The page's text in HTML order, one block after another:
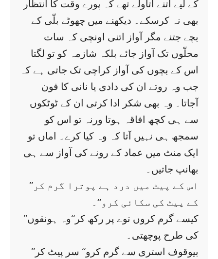
کے لیے اتنے اتاولے تھے کہ پورے وقت کا انتظار
بھی نہ کرسکے۔ دیکھنے میں چھوٹے بلّی کے
بچے جتنے مگر آواز اتنی اونچی کہ سات
محلّوں تک آواز جائے بلکہ شازمہ کو تو لگتا
اس کے بچوں کی آواز کراچی تک جاتی ہے کہ
جب وہ روتے ان کی دادی یا نانی کا فون
آجاتا۔ وہ بھی شکر ادا کرتی ان کے ٹوٹکوں
سے ہی کچھ افاقہ ہوتا ورنہ تو اس کو
سمجھ ہی نہیں آتا کہ وہ کیا کرے۔ اماں تو
ایک منٹ میں عماد کے رونے کی آواز سے ہی
بھانپ جاتیں۔
’’اس کے پیٹ میں درد ہے پوترا گرم کر
کے پیٹ کی سکائی کرو‘‘۔
’’کیسے گرم کروں توے پر رکھ کر‘‘وہ ہونقوں
کی طرح پوچھتی۔
’’بیوقوف استری سے گرم کرو‘‘ سر پیٹ کر